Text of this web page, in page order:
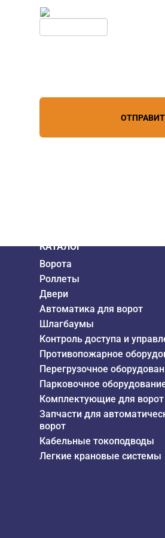
КАТАЛОГ
Ворота
Роллеты
Двери
Автоматика для ворот
Шлагбаумы
Контроль доступа и
Противопожарное
Перегрузочное
Парковочное
Комплектующие для ворот
Запчасти для
ворот
Кабельные токоподводы
Легкие крановые системы